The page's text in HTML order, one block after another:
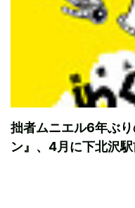
拙者ムニエル6年ぶ
ン』、4月に下北沢